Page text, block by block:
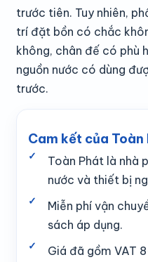
trước tiên. Tuy nhiên,
trí đặt bồn có chắc
không, chân đế có phù
nguồn nước có dùng
trước.
Cam kết của Toàn
Toàn Phát là nhà
nước và thiết bị
Miễn phí vận
sách áp dụng.
Giá đã gồm VAT